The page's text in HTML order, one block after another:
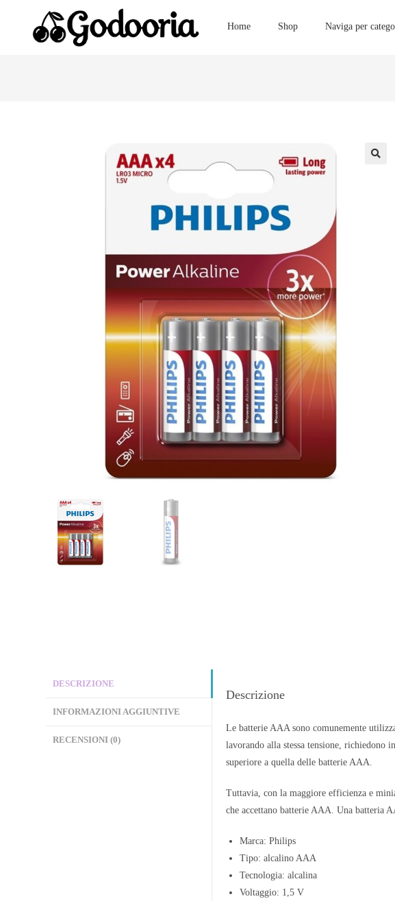
Home Shop Naviga per
DESCRIZIONE
INFORMAZIONI AGGIUNTIVE
RECENSIONI (0)
Descrizione
Le batterie AAA sono comunemente
lavorando alla stessa tensione,
superiore a quella delle batterie AAA.
Tuttavia, con la maggiore efficienza e
che accettano batterie AAA. Una batteria
Marca: Philips
Tipo: alcalino AAA
Tecnologia: alcalina
Voltaggio: 1,5 V